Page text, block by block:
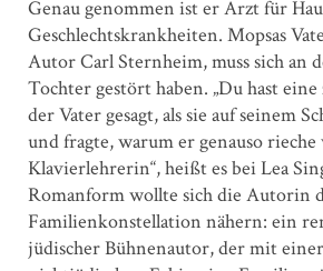
Genau genommen ist er Arzt für
Geschlechtskrankheiten. Mopsas
Autor Carl Sternheim, muss sich an
Tochter gestört haben. „Du hast eine
der Vater gesagt, als sie auf seinem
und fragte, warum er genauso
Klavierlehrerin“, heißt es bei Lea
Romanform wollte sich die Autorin
Familienkonstellation nähern: ein
jüdischer Bühnenautor, der mit